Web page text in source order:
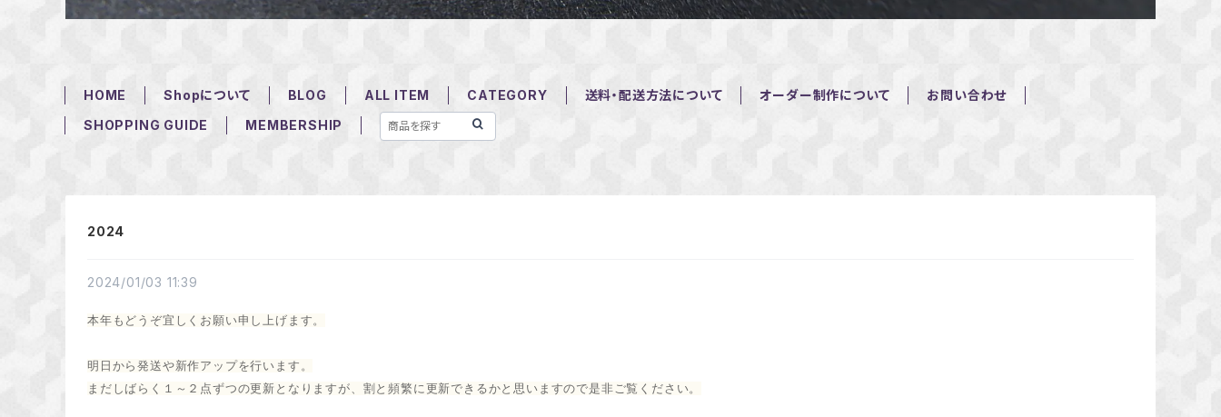
HOME Shopについて BLOG ALL ITEM CATEGORY 送料・配送方法について オーダー制作について
お問い合わせ
SHOPPING GUIDE
MEMBERSHIP
2024
2024/01/03 11:39
本年もどうぞ宜しくお願い申し上げます。
明日から発送や新作アップを行います。
まだしばらく１～２点ずつの更新となりますが、割と頻繁に更新できるかと思いますので是非ご覧ください。